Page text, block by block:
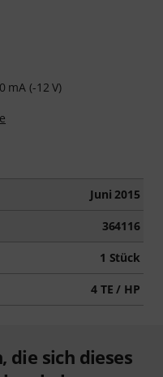
mA (-12 V)
Juni 2015
364116
1 Stück
4 TE / HP
die sich dieses